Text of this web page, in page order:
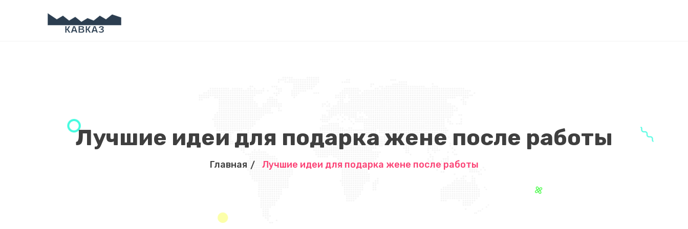
Лучшие идеи для подарка жене после работы
Главная Лучшие идеи для подарка жене после работы